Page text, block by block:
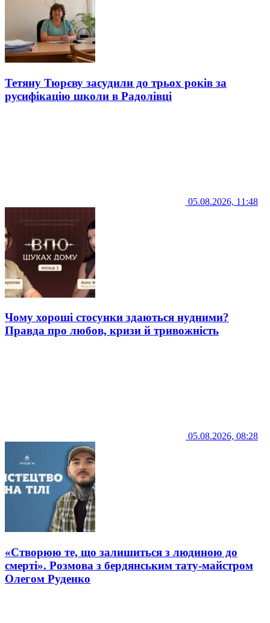
Тетяну Тюрєву засудили до трьох років за
русифікацію школи в Радолівці
05.08.2026, 11:48
Чому хороші стосунки здаються нудними?
Правда про любов, кризи й тривожність
05.08.2026, 08:28
«Створюю те, що залишиться з людиною до
смерті». Розмова з бердянським тату-майстром
Олегом Руденко